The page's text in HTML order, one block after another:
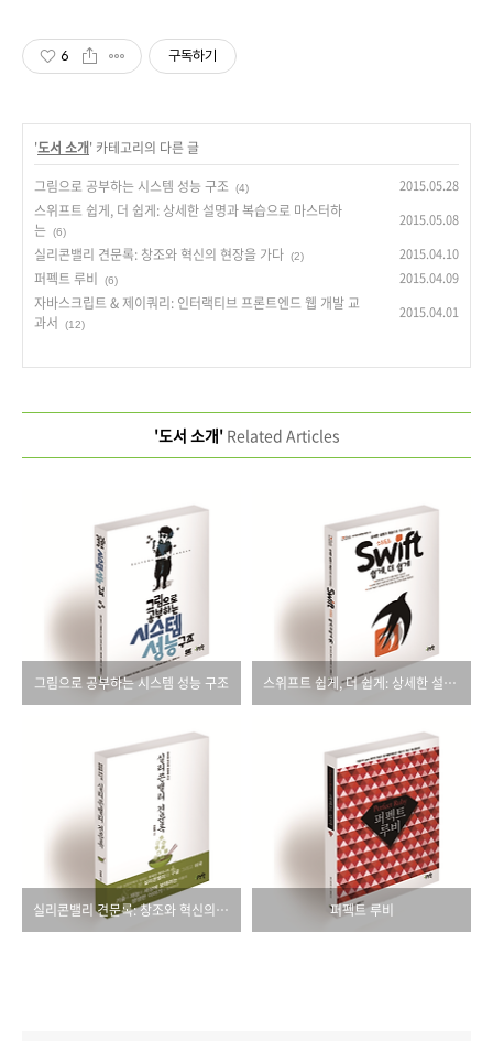
6 구독하기
'도서 소개' 카테고리의 다른 글
그림으로 공부하는 시스템 성능 구조
(4) 2015.05.28
스위프트 쉽게, 더 쉽게: 상세한 설명과 복습으로 마스터하
는 (6)
2015.05.08
실리콘밸리 견문록: 창조와 혁신의 현장을 가다 (2) 2015.04.10
퍼펙트 루비 (6) 2015.04.09
자바스크립트 & 제이쿼리: 인터랙티브 프론트엔드 웹 개발 교
과서
(12)
2015.04.01
'도서 소개'Related Articles
그림으로 공부하는 시스템 성능 구조 스위프트 쉽게, 더 쉽게: 상세한 설명과 복습으로 마스터하는
실리콘밸리 견문록: 창조와 혁신의 현장을 가다 퍼펙트 루비